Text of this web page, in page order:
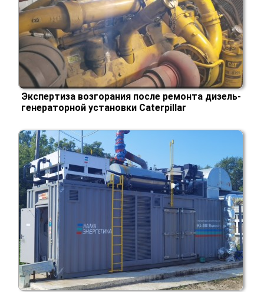
Экспертиза возгорания после ремонта дизель-
генераторной установки Caterpillar